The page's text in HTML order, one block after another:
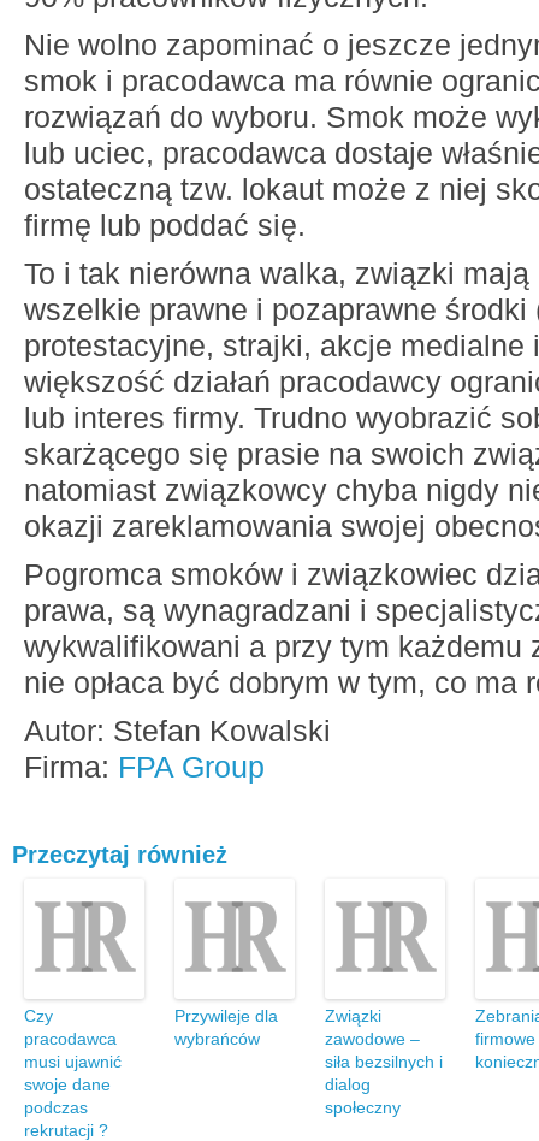
Nie wolno zapominać o jeszcze
smok i pracodawca ma równie
rozwiązań do wyboru. Smok może
lub uciec, pracodawca dostaje
ostateczną tzw. lokaut może z niej
firmę lub poddać się.
To i tak nierówna walka, związki
wszelkie prawne i pozaprawne środki
protestacyjne, strajki, akcje medialne
większość działań pracodawcy
lub interes firmy. Trudno wyobrazić
skarżącego się prasie na swoich
natomiast związkowcy chyba nigdy
okazji zareklamowania swojej
Pogromca smoków i związkowiec
prawa, są wynagradzani i
wykwalifikowani a przy tym każdemu
nie opłaca być dobrym w tym, co ma
Autor: Stefan Kowalski
Firma: FPA Group
Przeczytaj również
Czy
pracodawca
musi ujawnić
swoje dane
podczas
rekrutacji ?
Przywileje dla
wybrańców
Związki
zawodowe –
siła bezsilnych i
dialog
społeczny
firmowe